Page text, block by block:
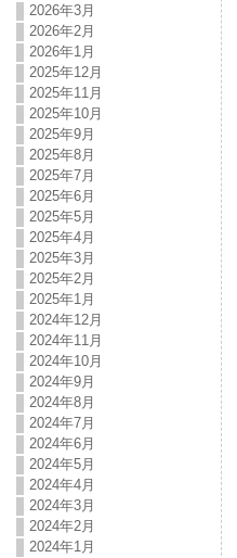
2026年3月
2026年2月
2026年1月
2025年12月
2025年11月
2025年10月
2025年9月
2025年8月
2025年7月
2025年6月
2025年5月
2025年4月
2025年3月
2025年2月
2025年1月
2024年12月
2024年11月
2024年10月
2024年9月
2024年8月
2024年7月
2024年6月
2024年5月
2024年4月
2024年3月
2024年2月
2024年1月